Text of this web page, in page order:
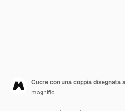
Cuore con una coppia disegnata
magnific